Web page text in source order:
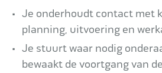
Je onderhoudt contact met
planning, uitvoering en
Je stuurt waar nodig
bewaakt de voortgang van